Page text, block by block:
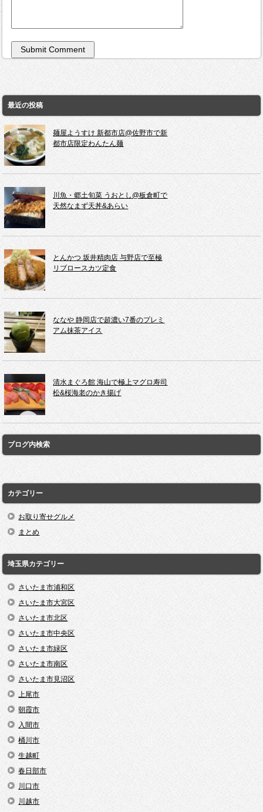
最近の投稿
麺屋ようすけ 新都市店@佐野市で新
都市店限定わんたん麺
川魚・郷土旬菜 うおとし@板倉町で
天然なまず天丼&あらい
とんかつ 坂井精肉店 与野店で至極
リブロースカツ定食
ななや 静岡店で超濃い7番のプレミ
アム抹茶アイス
清水まぐろ館 海山で極上マグロ寿司
松&桜海老のかき揚げ
ブログ内検索
カテゴリー
お取り寄せグルメ
まとめ
埼玉県カテゴリー
さいたま市浦和区
さいたま市大宮区
さいたま市北区
さいたま市中央区
さいたま市緑区
さいたま市南区
さいたま市見沼区
上尾市
朝霞市
入間市
桶川市
生越町
春日部市
川口市
川越市